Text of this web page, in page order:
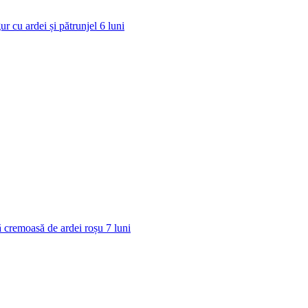
cu ardei și pătrunjel 6 luni
cremoasă de ardei roșu 7 luni